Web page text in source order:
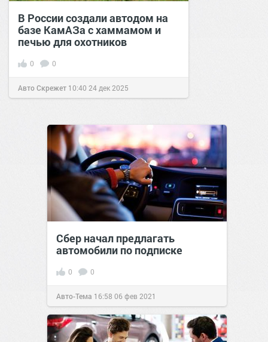
В России создали автодом на
базе КамАЗа с хаммамом и
печью для охотников
0 0
Авто Скрежет 10:40 24 дек 2025
Сбер начал предлагать
автомобили по подписке
0 0
Авто-Тема 16:58 06 фев 2021